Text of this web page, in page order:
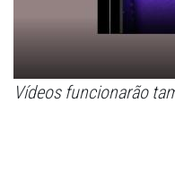
Vídeos funcionarão